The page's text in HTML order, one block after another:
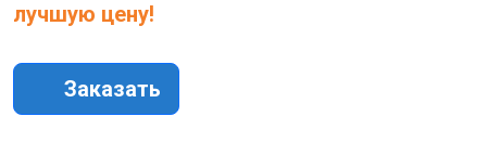
лучшую цену!
Заказать